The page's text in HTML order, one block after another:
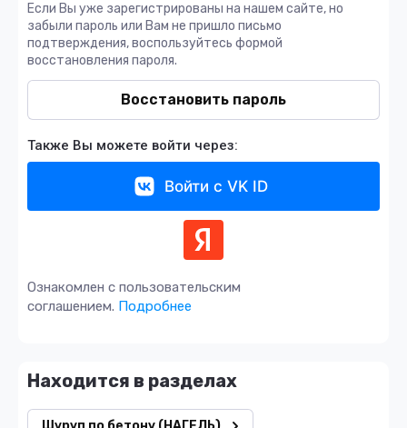
Если Вы уже зарегистрированы на нашем сайте, но
забыли пароль или Вам не пришло письмо
подтверждения, воспользуйтесь формой
восстановления пароля.
Восстановить пароль
Также Вы можете войти через:
Войти с VK ID
Ознакомлен с пользовательским
соглашением. Подробнее
Находится в разделах